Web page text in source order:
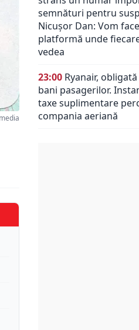
semnături pentru
Nicușor Dan: Vom
platformă unde
vedea
23:00 Ryanair,
bani pasagerilor.
taxe suplimentare
compania aeriană